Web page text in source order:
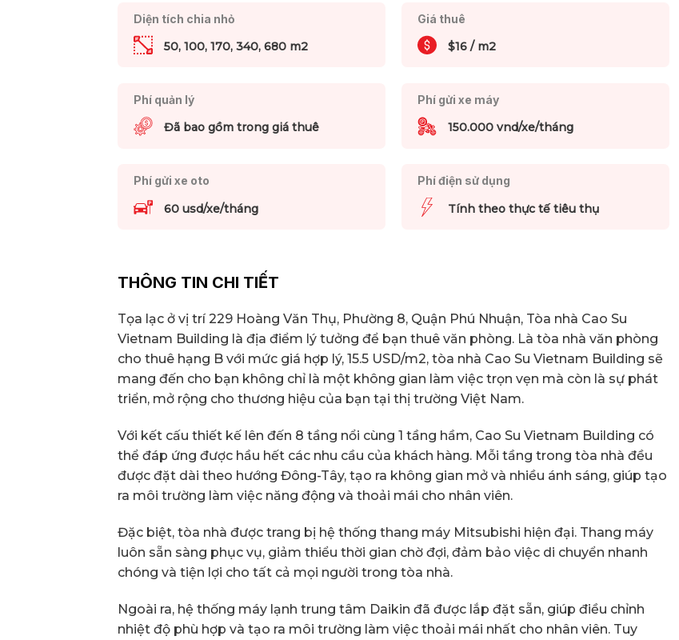
Diện tích chia nhỏ
50, 100, 170, 340, 680 m2
Giá thuê
$16 / m2
Phí quản lý
Đã bao gồm trong giá thuê
Phí gửi xe máy
150.000 vnd/xe/tháng
Phí gửi xe oto
60 usd/xe/tháng
Phí điện sử dụng
Tính theo thực tế tiêu thụ
THÔNG TIN CHI TIẾT
Tọa lạc ở vị trí 229 Hoàng Văn Thụ, Phường 8, Quận Phú Nhuận, Tòa nhà Cao Su
Vietnam Building là địa điểm lý tưởng để bạn thuê văn phòng. Là tòa nhà văn phòng
cho thuê hạng B với mức giá hợp lý, 15.5 USD/m2, tòa nhà Cao Su Vietnam Building sẽ
mang đến cho bạn không chỉ là một không gian làm việc trọn vẹn mà còn là sự phát
triển, mở rộng cho thương hiệu của bạn tại thị trường Việt Nam.
Với kết cấu thiết kế lên đến 8 tầng nổi cùng 1 tầng hầm, Cao Su Vietnam Building có
thể đáp ứng được hầu hết các nhu cầu của khách hàng. Mỗi tầng trong tòa nhà đều
được đặt dài theo hướng Đông-Tây, tạo ra không gian mở và nhiều ánh sáng, giúp tạo
ra môi trường làm việc năng động và thoải mái cho nhân viên.
Đặc biệt, tòa nhà được trang bị hệ thống thang máy Mitsubishi hiện đại. Thang máy
luôn sẵn sàng phục vụ, giảm thiểu thời gian chờ đợi, đảm bảo việc di chuyển nhanh
chóng và tiện lợi cho tất cả mọi người trong tòa nhà.
Ngoài ra, hệ thống máy lạnh trung tâm Daikin đã được lắp đặt sẵn, giúp điều chỉnh
nhiệt độ phù hợp và tạo ra môi trường làm việc thoải mái nhất cho nhân viên. Tuy